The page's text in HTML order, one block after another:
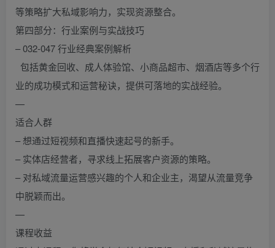
等策略扩大私域影响力，实现资源整合。
第四部分：行业案例与实战技巧
– 032-047 行业经典案例解析
包括黄金回收、成人体验馆、小商品超市、烟酒店等多个行
业的成功模式和运营秘诀，提供可落地的实战经验。
—
适合人群
– 想通过短视频和直播快速起号的新手。
– 实体店经营者，寻求线上拓展客户资源的策略。
– 对私域流量运营感兴趣的个人和企业主，渴望从流量竞争
中脱颖而出。
—
课程收益